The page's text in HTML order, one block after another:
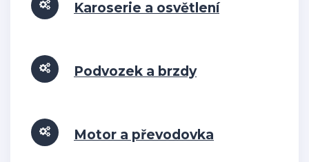
Karoserie a osvětlení
Podvozek a brzdy
Motor a převodovka